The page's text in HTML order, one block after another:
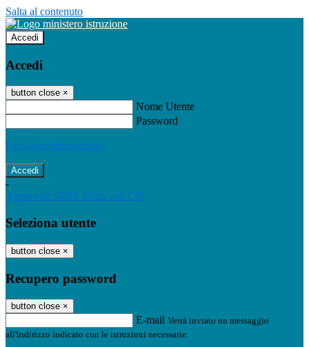
Salta al contenuto
Accedi
Accedi
button close ×
Nome Utente
Password
Password dimenticata?
-
Entra con SPID Entra con CIE
Seleziona utente
button close ×
Recupero password
button close ×
E-mail Verrà inviato un messaggio
all'indirizzo indicato con le istruzioni necessarie.